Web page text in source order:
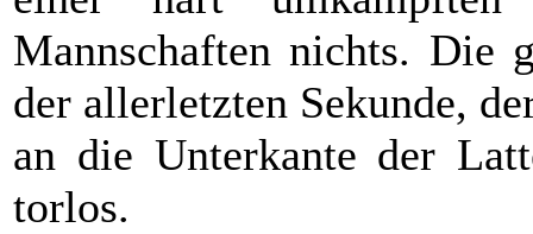
Mannschaften nichts. Die
der allerletzten Sekunde,
an die Unterkante der
torlos.